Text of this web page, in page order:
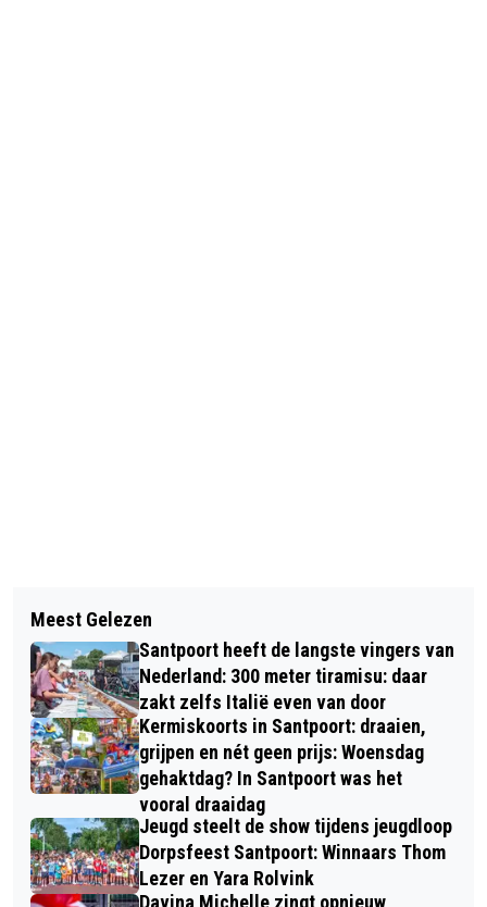
100 JAAR ZEEWEG, VELE WARME
HERINNERINGEN AAN DAGEN
RICHTING DUIN, DE MEERTJES HET
STRAND EN DE ZEE
BIJ ORANJE GING HET LIGT UIT,
MAAR GELUKKIG HEBBEN WE NOG
MAX EN MATHIEU
Meest Gelezen
Santpoort heeft de langste vingers van
Nederland: 300 meter tiramisu: daar
zakt zelfs Italië even van door
Kermiskoorts in Santpoort: draaien,
grijpen en nét geen prijs: Woensdag
gehaktdag? In Santpoort was het
vooral draaidag
Jeugd steelt de show tijdens jeugdloop
Dorpsfeest Santpoort: Winnaars Thom
Lezer en Yara Rolvink
Davina Michelle zingt opnieuw